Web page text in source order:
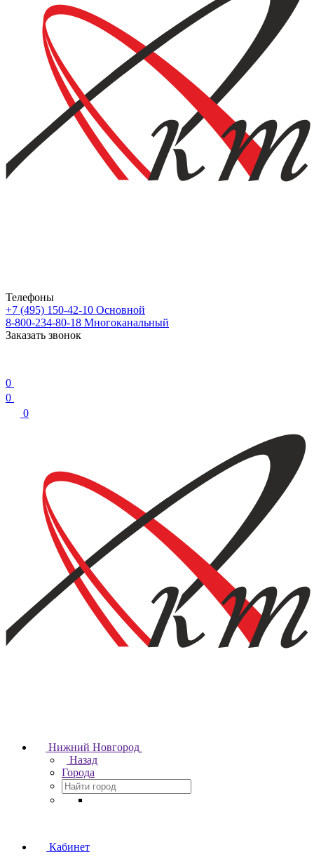
Телефоны
+7 (495) 150-42-10 Основной
8-800-234-80-18 Многоканальный
Заказать звонок
0
0
0
Нижний Новгород
Назад
Города
Кабинет